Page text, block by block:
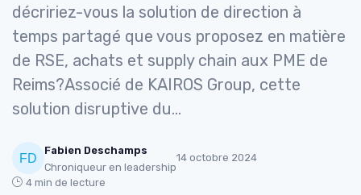
décririez-vous la solution de direction à
temps partagé que vous proposez en matière
de RSE, achats et supply chain aux PME de
Reims?Associé de KAIROS Group, cette
solution disruptive du...
Fabien Deschamps
Chroniqueur en leadership
14 octobre 2024
4 min de lecture